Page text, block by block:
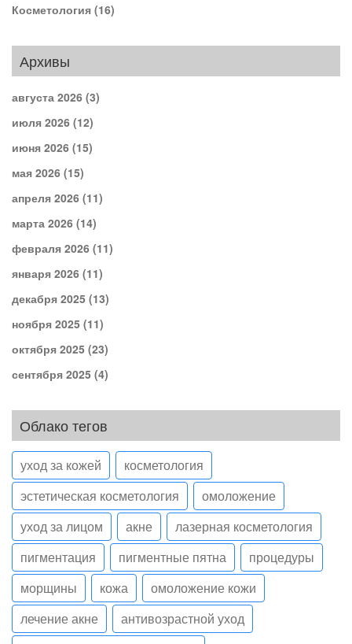
Косметология (16)
Архивы
августа 2026 (3)
июля 2026 (12)
июня 2026 (15)
мая 2026 (15)
апреля 2026 (11)
марта 2026 (14)
февраля 2026 (11)
января 2026 (11)
декабря 2025 (13)
ноября 2025 (11)
октября 2025 (23)
сентября 2025 (4)
Облако тегов
уход за кожей
косметология
эстетическая косметология
омоложение
уход за лицом
акне
лазерная косметология
пигментация
пигментные пятна
процедуры
морщины
кожа
омоложение кожи
лечение акне
антивозрастной уход